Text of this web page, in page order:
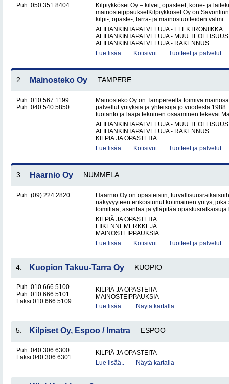
Puh. 050 351 8404
Kilpiykköset Oy – kilvet, opasteet, kone- ja
mainosteippauksetKilpiykköset Oy on
kilpi-, opaste-, tarra- ja mainostuotteiden valmi..
ALIHANKINTAPALVELUJA - ELEKTRONIIKKA
ALIHANKINTAPALVELUJA - MUU TEOLLISUUS
ALIHANKINTAPALVELUJA - RAKENNUS..
Lue lisää..
Kotisivut Tuotteet ja palvelut
2. Mainosteko Oy TAMPERE
Puh. 010 567 1199
Puh. 040 540 5850
Mainosteko Oy on Tampereella toimiva
palvellut yrityksiä ja yhteisöjä jo vuodesta
tuotanto ja laaja tekninen osaaminen tekevät
ALIHANKINTAPALVELUJA - MUU TEOLLISUUS
ALIHANKINTAPALVELUJA - RAKENNUS
KILPIÄ JA OPASTEITA..
Lue lisää..
Kotisivut Tuotteet ja palvelut
3. Haarnio Oy NUMMELA
Puh. (09) 224 2820
Haarnio Oy on opasteisiin,
näkyvyyteen erikoistunut kotimainen yritys,
toimittaa, asentaa ja ylläpitää opastusratkaisuja
KILPIÄ JA OPASTEITA
LIIKENNEMERKKEJÄ
MAINOSTEIPPAUKSIA..
Lue lisää..
Kotisivut Tuotteet ja palvelut
4. Kuopion Takuu-Tarra Oy KUOPIO
Puh. 010 666 5100
Puh. 010 666 5101
Faksi 010 666 5109
KILPIÄ JA OPASTEITA
MAINOSTEIPPAUKSIA
Lue lisää..
Näytä kartalla
5. Kilpiset Oy, Espoo / Imatra ESPOO
Puh. 040 306 6300
Faksi 040 306 6301
KILPIÄ JA OPASTEITA
Lue lisää..
Näytä kartalla